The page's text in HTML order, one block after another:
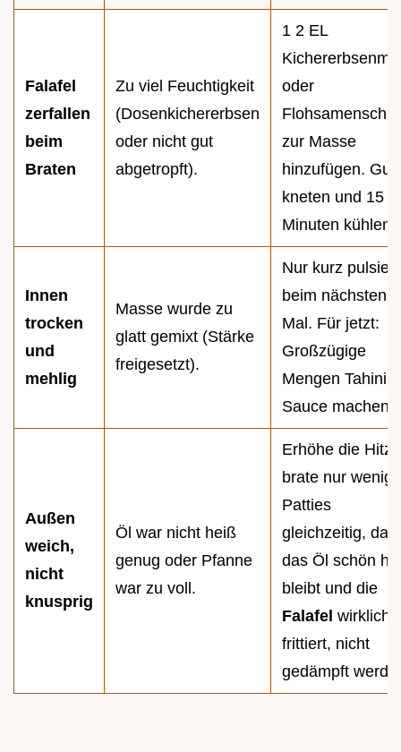
Falafel
zerfallen
beim
Braten
Zu viel Feuchtigkeit
(Dosenkichererbsen
oder nicht gut
abgetropft).
1 2 EL
oder
zur Masse
hinzufügen. Gut
kneten und 15
Minuten kühlen.
Innen
trocken
und
mehlig
Masse wurde zu
glatt gemixt (Stärke
freigesetzt).
Nur kurz
beim nächsten
Mal. Für jetzt:
Großzügige
Mengen Tahini
Sauce machen.
Außen
weich,
nicht
knusprig
Öl war nicht heiß
genug oder Pfanne
war zu voll.
Erhöhe die
brate nur wenige
Patties
gleichzeitig,
das Öl schön
bleibt und die
Falafel wirklich
frittiert, nicht
gedämpft